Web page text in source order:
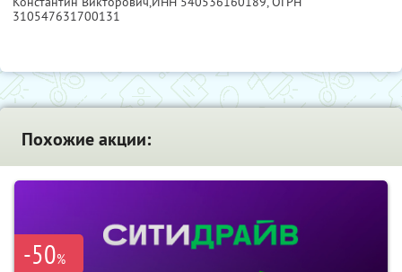
310547631700131
Похожие акции:
-50%